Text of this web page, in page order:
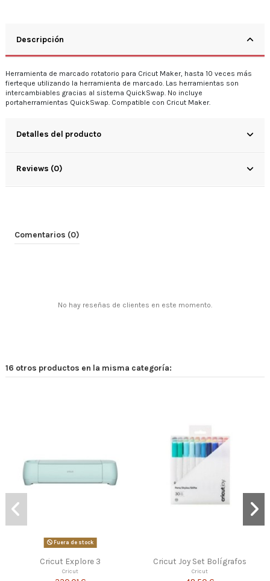
Descripción
Herramienta de marcado rotatorio para Cricut Maker, hasta 10 veces más
fierteque utilizando la herramienta de marcado. Las herramientas son
intercambiables gracias al sistema QuickSwap. No incluye
portaherramientas QuickSwap. Compatible con Cricut Maker.
Detalles del producto
Reviews (0)
Comentarios (0)
No hay reseñas de clientes en este momento.
16 otros productos en la misma categoría:
Cricut Joy Set Bolígrafos
Cricut
Cricut Bolígrafos Neon Glitter
Cricut